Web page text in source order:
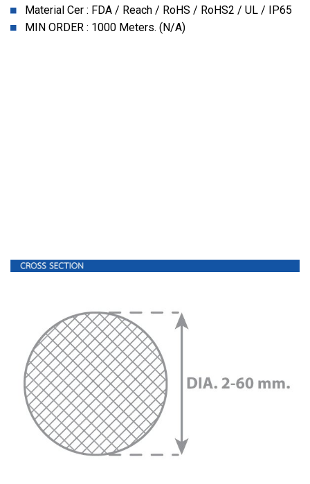
Material Cer : FDA / Reach / RoHS / RoHS2 / UL / IP65
MIN ORDER : 1000 Meters. (N/A)